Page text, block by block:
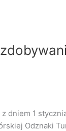
dniem 1
Odznaki